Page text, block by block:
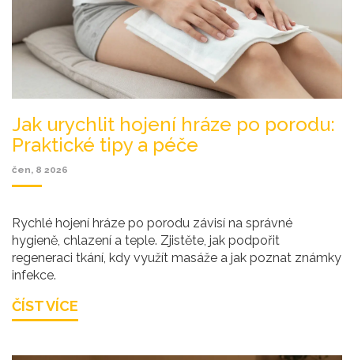
Jak urychlit hojení hráze po porodu:
Praktické tipy a péče
čen, 8 2026
Rychlé hojení hráze po porodu závisí na správné
hygieně, chlazení a teple. Zjistěte, jak podpořit
regeneraci tkání, kdy využít masáže a jak poznat známky
infekce.
ČÍST VÍCE